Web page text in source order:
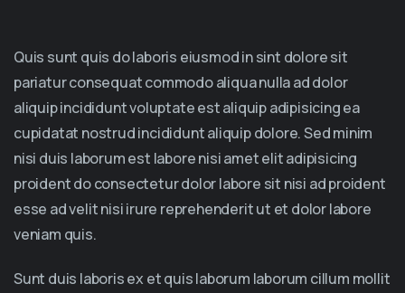
Quis sunt quis do laboris eiusmod in sint dolore sit
pariatur consequat commodo aliqua nulla ad dolor
aliquip incididunt voluptate est aliquip adipisicing ea
cupidatat nostrud incididunt aliquip dolore. Sed minim
nisi duis laborum est labore nisi amet elit adipisicing
proident do consectetur dolor labore sit nisi ad proident
esse ad velit nisi irure reprehenderit ut et dolor labore
veniam quis.
Sunt duis laboris ex et quis laborum laborum cillum mollit